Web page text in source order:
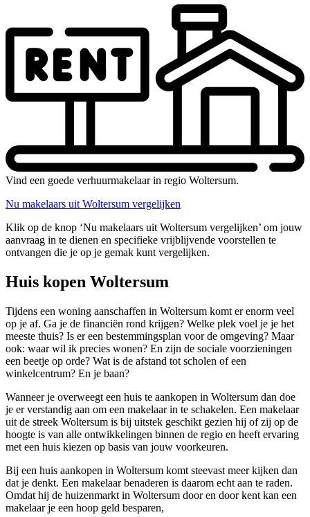
Vind een goede verhuurmakelaar in regio Woltersum.
Nu makelaars uit Woltersum vergelijken
Klik op de knop ‘Nu makelaars uit Woltersum vergelijken’ om jouw
aanvraag in te dienen en specifieke vrijblijvende voorstellen te
ontvangen die je op je gemak kunt vergelijken.
Huis kopen Woltersum
Tijdens een woning aanschaffen in Woltersum komt er enorm veel
op je af. Ga je de financiën rond krijgen? Welke plek voel je je het
meeste thuis? Is er een bestemmingsplan voor de omgeving? Maar
ook: waar wil ik precies wonen? En zijn de sociale voorzieningen
een beetje op orde? Wat is de afstand tot scholen of een
winkelcentrum? En je baan?
Wanneer je overweegt een huis te aankopen in Woltersum dan doe
je er verstandig aan om een makelaar in te schakelen. Een makelaar
uit de streek Woltersum is bij uitstek geschikt gezien hij of zij op de
hoogte is van alle ontwikkelingen binnen de regio en heeft ervaring
met een huis kiezen op basis van jouw voorkeuren.
Bij een huis aankopen in Woltersum komt steevast meer kijken dan
dat je denkt. Een makelaar benaderen is daarom echt aan te raden.
Omdat hij de huizenmarkt in Woltersum door en door kent kan een
makelaar je een hoop geld besparen,